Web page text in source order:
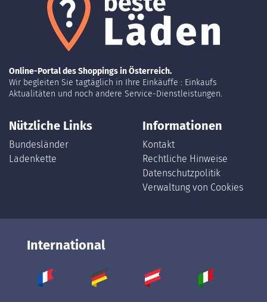
Online-Portal des Shoppings in Österreich.
Wir begleiten Sie tagtäglich in Ihre Einkäuffe : Einkaufs
Aktualitäten und noch andere Service-Dienstleistungen.
Nützliche Links
Bundesländer
Ladenkette
Informationen
Kontakt
Rechtliche Hinweise
Datenschutzpolitik
Verwaltung von Cookies
International